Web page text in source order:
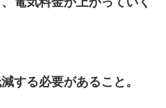
する必要があること。